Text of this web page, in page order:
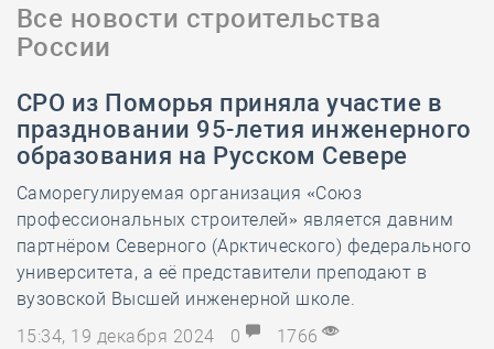
Все новости строительства
России
СРО из Поморья приняла участие в
праздновании 95-летия инженерного
образования на Русском Севере
Саморегулируемая организация «Союз
профессиональных строителей» является давним
партнёром Северного (Арктического) федерального
университета, а её представители преподают в
вузовской Высшей инженерной школе.
15:34, 19 декабря 2024
0 1766